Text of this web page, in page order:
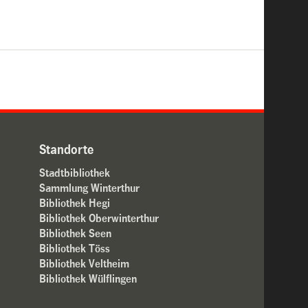
Standorte
Stadtbibliothek
Sammlung Winterthur
Bibliothek Hegi
Bibliothek Oberwinterthur
Bibliothek Seen
Bibliothek Töss
Bibliothek Veltheim
Bibliothek Wülflingen